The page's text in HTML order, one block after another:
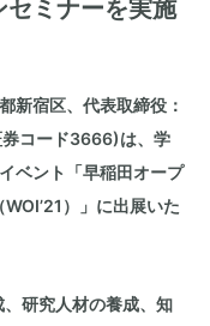
セミナーを実施
新宿区、代表取締役：
券コード3666)は、学
ベント「早稲田オープ
）」に出展いた
研究人材の養成、知